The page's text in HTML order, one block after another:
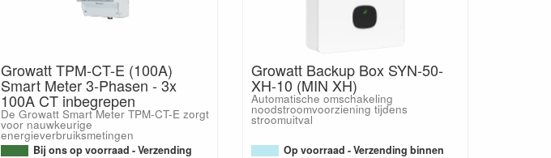
Growatt TPM-CT-E (100A)
Smart Meter 3-Phasen - 3x
100A CT inbegrepen
De Growatt Smart Meter TPM-CT-E zorgt
voor nauwkeurige
energieverbruiksmetingen
Bij ons op voorraad - Verzending
Growatt Backup Box SYN-50-
XH-10 (MIN XH)
Automatische omschakeling
noodstroomvoorziening tijdens
stroomuitval
Op voorraad - Verzending binnen